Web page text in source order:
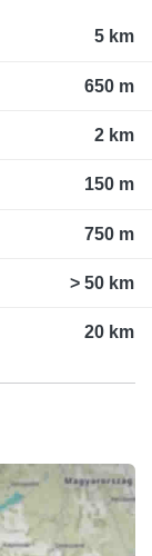
5 km
650 m
2 km
150 m
750 m
> 50 km
20 km